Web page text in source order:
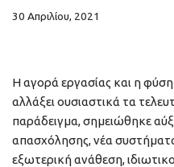
30 Απριλίου, 2021
Η αγορά εργασίας και η φύση
αλλάξει ουσιαστικά τα
παράδειγμα, σημειώθηκε
απασχόλησης, νέα
εξωτερική ανάθεση,